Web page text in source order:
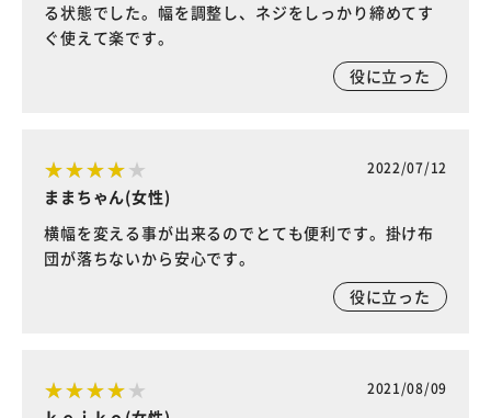
る状態でした。幅を調整し、ネジをしっかり締めてす
ぐ使えて楽です。
役に立った
2022/07/12
ままちゃん(女性)
横幅を変える事が出来るのでとても便利です。掛け布
団が落ちないから安心です。
役に立った
2021/08/09